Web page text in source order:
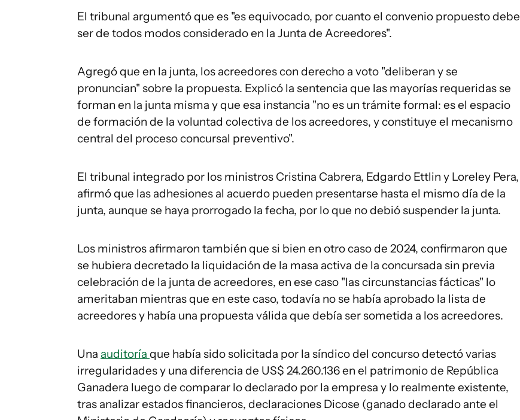
El tribunal argumentó que es "es equivocado, por cuanto el convenio propuesto debe
ser de todos modos considerado en la Junta de Acreedores".
Agregó que en la junta, los acreedores con derecho a voto "deliberan y se
pronuncian" sobre la propuesta. Explicó la sentencia que las mayorías requeridas se
forman en la junta misma y que esa instancia "no es un trámite formal: es el espacio
de formación de la voluntad colectiva de los acreedores, y constituye el mecanismo
central del proceso concursal preventivo".
El tribunal integrado por los ministros Cristina Cabrera, Edgardo Ettlin y Loreley Pera,
afirmó que las adhesiones al acuerdo pueden presentarse hasta el mismo día de la
junta, aunque se haya prorrogado la fecha, por lo que no debió suspender la junta.
Los ministros afirmaron también que si bien en otro caso de 2024, confirmaron que
se hubiera decretado la liquidación de la masa activa de la concursada sin previa
celebración de la junta de acreedores, en ese caso "las circunstancias fácticas" lo
ameritaban mientras que en este caso, todavía no se había aprobado la lista de
acreedores y había una propuesta válida que debía ser sometida a los acreedores.
Una auditoría que había sido solicitada por la síndico del concurso detectó varias
irregularidades y una diferencia de US$ 24.260.136 en el patrimonio de República
Ganadera luego de comparar lo declarado por la empresa y lo realmente existente,
tras analizar estados financieros, declaraciones Dicose (ganado declarado ante el